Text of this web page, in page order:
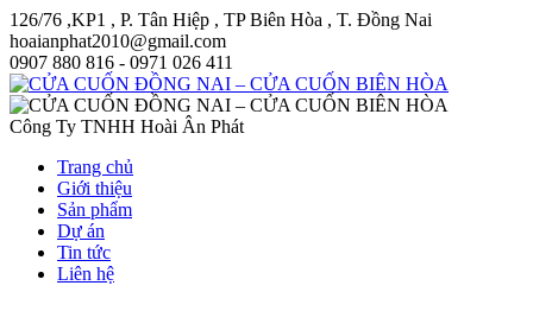
126/76 ,KP1 , P. Tân Hiệp , TP Biên Hòa , T. Đồng Nai
hoaianphat2010@gmail.com
0907 880 816 - 0971 026 411
Công Ty TNHH Hoài Ân Phát
Trang chủ
Giới thiệu
Sản phẩm
Dự án
Tin tức
Liên hệ